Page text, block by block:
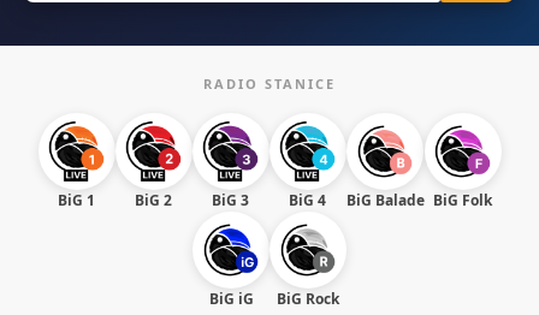
RADIO STANICE
BiG 1 BiG 2 BiG 3 BiG 4 BiG Balade BiG Folk
BiG iG BiG Rock